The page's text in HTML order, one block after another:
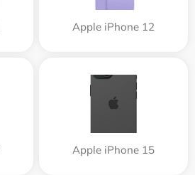
Apple iPhone 12
Apple iPhone 15